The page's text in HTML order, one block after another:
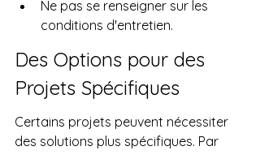
Ne pas se renseigner sur les
conditions d'entretien.
Des Options pour des
Projets Spécifiques
Certains projets peuvent nécessiter
des solutions plus spécifiques. Par